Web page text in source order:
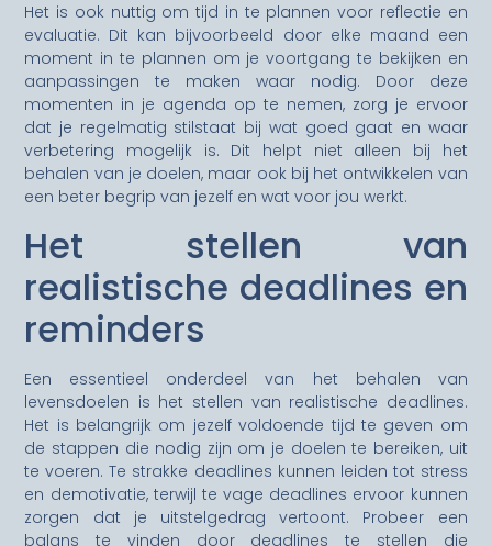
Het is ook nuttig om tijd in te plannen voor reflectie en
evaluatie. Dit kan bijvoorbeeld door elke maand een
moment in te plannen om je voortgang te bekijken en
aanpassingen te maken waar nodig. Door deze
momenten in je agenda op te nemen, zorg je ervoor
dat je regelmatig stilstaat bij wat goed gaat en waar
verbetering mogelijk is. Dit helpt niet alleen bij het
behalen van je doelen, maar ook bij het ontwikkelen van
een beter begrip van jezelf en wat voor jou werkt.
Het stellen van
realistische deadlines en
reminders
Een essentieel onderdeel van het behalen van
levensdoelen is het stellen van realistische deadlines.
Het is belangrijk om jezelf voldoende tijd te geven om
de stappen die nodig zijn om je doelen te bereiken, uit
te voeren. Te strakke deadlines kunnen leiden tot stress
en demotivatie, terwijl te vage deadlines ervoor kunnen
zorgen dat je uitstelgedrag vertoont. Probeer een
balans te vinden door deadlines te stellen die